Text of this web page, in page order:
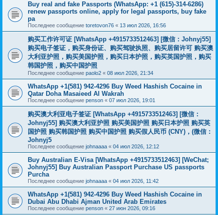
Buy real and fake Passports (WhatsApp: +1 (615)-314-6286)
renew passports online, apply for legal passports, buy fake
pa
Последнее сообщение toretovon76 « 13 июл 2026, 16:56
购买工作许可证 [WhatsApp +4915733512463] [微信：Johnyj55]
购买电子签证，购买身份证、购买驾驶执照、购买居留许可 购买澳
大利亚护照，购买美国护照，购买日本护照，购买英国护照，购买
韩国护照，购买中国护照
Последнее сообщение paolo2 « 08 июл 2026, 21:34
WhatsApp +1(581) 942-4296 Buy Weed Hashish Cocaine in
Qatar Doha Masaieed Al Wakrah
Последнее сообщение penson « 07 июл 2026, 19:01
购买澳大利亚电子签证 [WhatsApp +4915733512463] [微信：
Johnyj55] 购买澳大利亚护照 购买美国护照 购买日本护照 购买英
国护照 购买韩国护照 购买中国护照 购买假人民币 (CNY)，(微信：
Johnyj5
Последнее сообщение johnaaaa « 04 июл 2026, 12:12
Buy Australian E-Visa [WhatsApp +4915733512463] [WeChat;
Johnyj55] Buy Australian Passport Purchase US passports
Purcha
Последнее сообщение johnaaaa « 04 июл 2026, 11:42
WhatsApp +1(581) 942-4296 Buy Weed Hashish Cocaine in
Dubai Abu Dhabi Ajman United Arab Emirates
Последнее сообщение penson « 27 июн 2026, 09:16